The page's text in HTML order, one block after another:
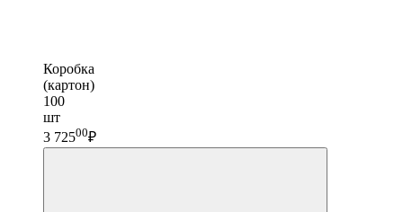
Коробка
(картон)
100
шт
3 72500₽